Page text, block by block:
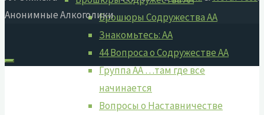
Брошюры Содружества АА
Знакомьтесь: АА
44 Вопроса о Содружестве АА
Группа АА …там где все
начинается
Вопросы о Наставничестве
Анонимные Алкоголики